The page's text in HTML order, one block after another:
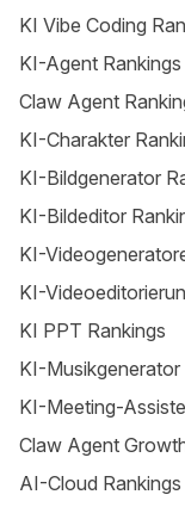
KI Vibe Coding
KI-Agent Rankings
Claw Agent
KI-Charakter
KI-Bildgenerator
KI-Bildeditor
KI-
KI-
KI PPT Rankings
KI-Musikgenerator
KI-Meeting-
Claw Agent
AI-Cloud Rankings